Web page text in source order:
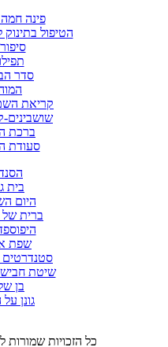
פינה
הטיפול
סדר
קריאת
ברכת
סעודת
בית
היום
ברית
שפת
סטנדרטים
שיטת
בן
גונן
כל הזכויות שמורות